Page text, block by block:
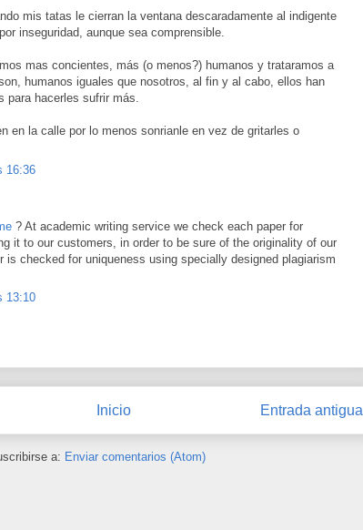
mis tatas le cierran la ventana descaradamente al indigente
inseguridad, aunque sea comprensible.
mas concientes, más (o menos?) humanos y trataramos a
humanos iguales que nosotros, al fin y al cabo, ellos han
para hacerles sufrir más.
en la calle por lo menos sonrianle en vez de gritarles o
16:36
? At academic writing service we check each paper for
it to our customers, in order to be sure of the originality of our
is checked for uniqueness using specially designed plagiarism
13:10
Entrada antigua
Inicio
a: Enviar comentarios (Atom)